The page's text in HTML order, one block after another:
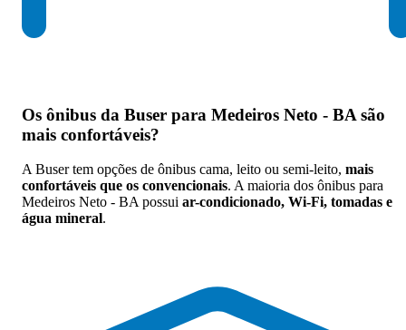
Os ônibus da Buser para Medeiros Neto - BA são
mais confortáveis?
A Buser tem opções de ônibus cama, leito ou semi-leito, mais
confortáveis que os convencionais. A maioria dos ônibus para
Medeiros Neto - BA possui ar-condicionado, Wi-Fi, tomadas e
água mineral.